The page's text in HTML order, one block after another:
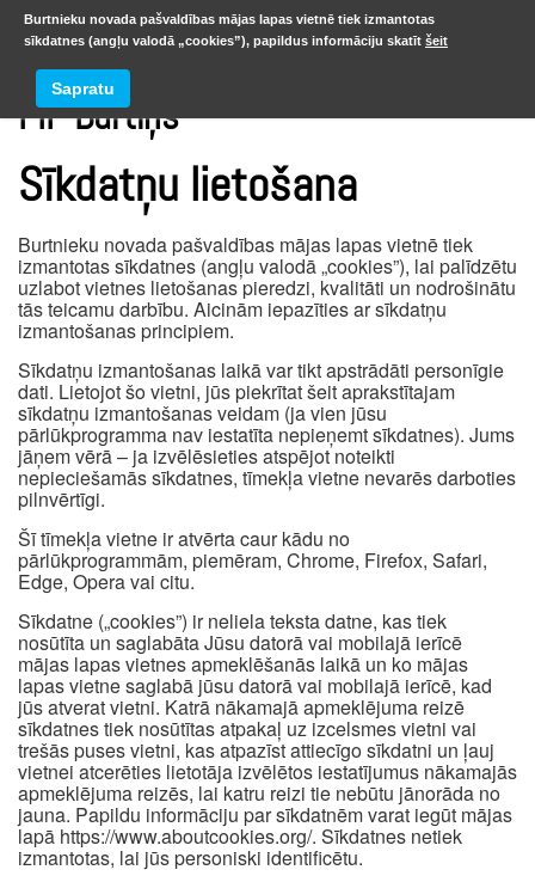
PII “Burtiņš”
Sīkdatņu lietošana
Burtnieku novada pašvaldības mājas lapas vietnē tiek
izmantotas sīkdatnes (angļu valodā „cookies”), lai palīdzētu
uzlabot vietnes lietošanas pieredzi, kvalitāti un nodrošinātu
tās teicamu darbību. Aicinām iepazīties ar sīkdatņu
izmantošanas principiem.
Sīkdatņu izmantošanas laikā var tikt apstrādāti personīgie
dati. Lietojot šo vietni, jūs piekrītat šeit aprakstītajam
sīkdatņu izmantošanas veidam (ja vien jūsu
pārlūkprogramma nav iestatīta nepieņemt sīkdatnes). Jums
jāņem vērā – ja izvēlēsieties atspējot noteikti
nepieciešamās sīkdatnes, tīmekļa vietne nevarēs darboties
pilnvērtīgi.
Šī tīmekļa vietne ir atvērta caur kādu no
pārlūkprogrammām, piemēram, Chrome, Firefox, Safari,
Edge, Opera vai citu.
Sīkdatne („cookies”) ir neliela teksta datne, kas tiek
nosūtīta un saglabāta Jūsu datorā vai mobilajā ierīcē
mājas lapas vietnes apmeklēšanās laikā un ko mājas
lapas vietne saglabā jūsu datorā vai mobilajā ierīcē, kad
jūs atverat vietni. Katrā nākamajā apmeklējuma reizē
sīkdatnes tiek nosūtītas atpakaļ uz izcelsmes vietni vai
trešās puses vietni, kas atpazīst attiecīgo sīkdatni un ļauj
vietnei atcerēties lietotāja izvēlētos iestatījumus nākamajās
apmeklējuma reizēs, lai katru reizi tie nebūtu jānorāda no
jauna. Papildu informāciju par sīkdatnēm varat iegūt mājas
lapā https://www.aboutcookies.org/. Sīkdatnes netiek
izmantotas, lai jūs personiski identificētu.
Burtnieku novada pašvaldības mājas lapas vietnē tiek izmantotas
sīkdatnes (angļu valodā „cookies”), papildus informāciju skatīt šeit
Sapratu